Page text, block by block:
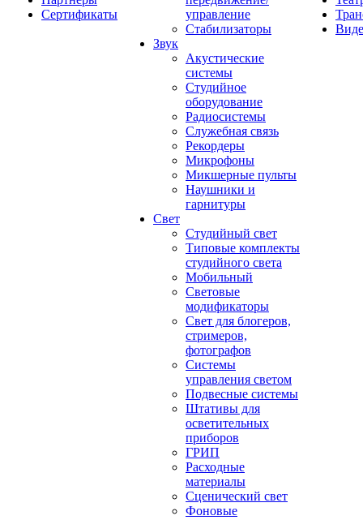
Сертификаты
управление
Стабилизаторы
Звук
Акустические
системы
Студийное
оборудование
Радиосистемы
Служебная связь
Рекордеры
Микрофоны
Микшерные пульты
Наушники и
гарнитуры
Свет
Студийный свет
Типовые комплекты
студийного света
Мобильный
Световые
модификаторы
Свет для блогеров,
стримеров,
фотографов
Системы
управления светом
Подвесные системы
Штативы для
осветительных
приборов
ГРИП
Расходные
материалы
Сценический свет
Фоновые